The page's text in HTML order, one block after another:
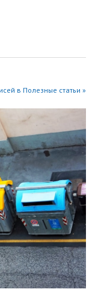
в Полезные статьи »